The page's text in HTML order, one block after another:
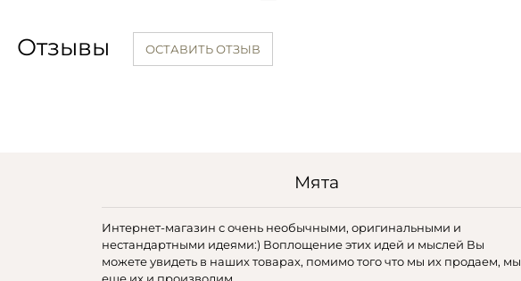
Отзывы ОСТАВИТЬ ОТЗЫВ
Мята
Интернет-магазин с очень необычными, оригинальными и
нестандартными идеями:) Воплощение этих идей и мыслей Вы
можете увидеть в наших товарах, помимо того что мы их продаем, мы